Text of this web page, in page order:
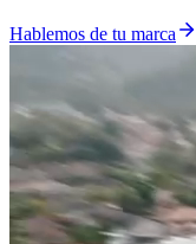
Hablemos de tu marca